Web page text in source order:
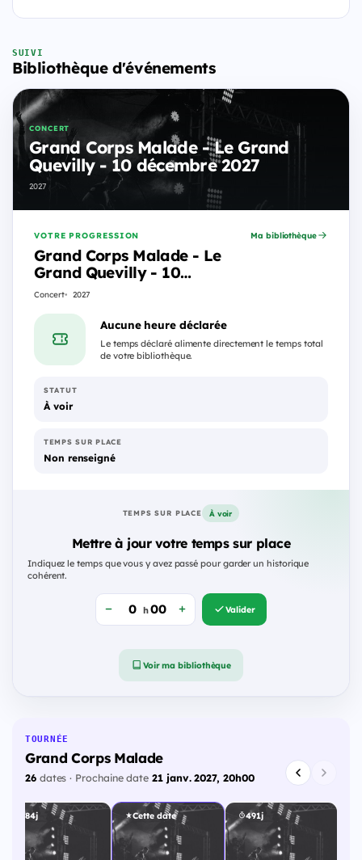
SUIVI
Bibliothèque d'événements
CONCERT
Grand Corps Malade - Le Grand
Quevilly - 10 décembre 2027
2027
VOTRE PROGRESSION
Grand Corps Malade - Le
Grand Quevilly - 10
décembre 2027
Concert 2027
Ma bibliothèque
Aucune heure déclarée
Le temps déclaré alimente directement le temps total
de votre bibliothèque.
STATUT
À voir
TEMPS SUR PLACE
Non renseigné
TEMPS SUR PLACE À voir
Mettre à jour votre temps sur place
Indiquez le temps que vous y avez passé pour garder un historique
cohérent.
h Valider
Voir ma bibliothèque
TOURNÉE
Grand Corps Malade
26dates · Prochaine date21 janv. 2027, 20h00
484j Cette date 491j